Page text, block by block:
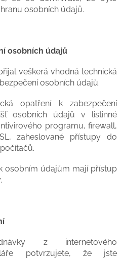
osobních údajů.
osobních údajů
veškerá vhodná technická
osobních údajů.
opatření k zabezpečení
osobních údajů v listinné
programu, firewall,
zaheslované přístupy do
osobním údajům mají přístup
z internetového
potvrzujete, že jste